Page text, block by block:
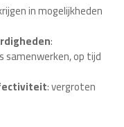
in mogelijkheden
:
samenwerken, op tijd
: vergroten